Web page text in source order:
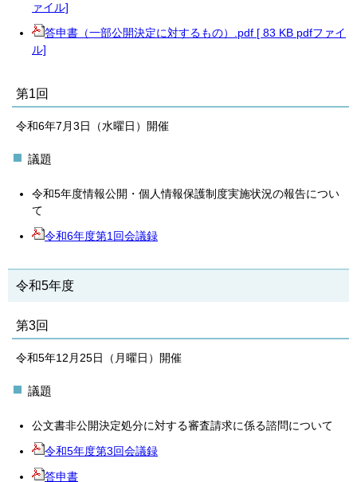
ァイル]
答申書（一部公開決定に対するもの）.pdf [ 83 KB pdfファイ
ル]
第1回
令和6年7月3日（水曜日）開催
議題
令和5年度情報公開・個人情報保護制度実施状況の報告につい
て
令和6年度第1回会議録
令和5年度
第3回
令和5年12月25日（月曜日）開催
議題
公文書非公開決定処分に対する審査請求に係る諮問について
令和5年度第3回会議録
答申書